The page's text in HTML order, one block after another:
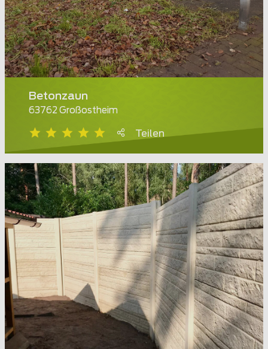
Betonzaun
63762 Großostheim
Teilen